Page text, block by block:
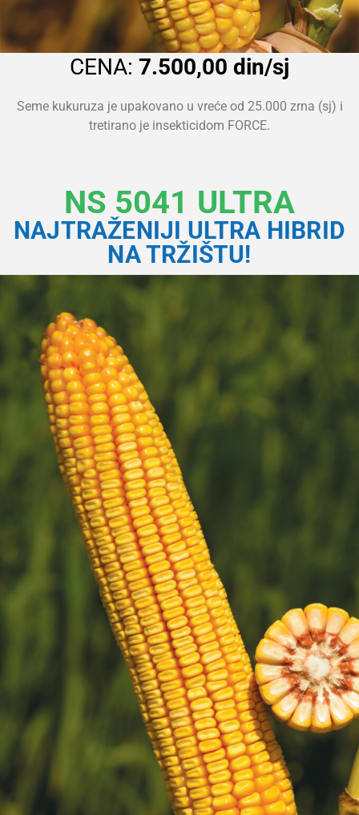
CENA: 7.500,00 din/sj
Seme kukuruza je upakovano u vreće od 25.000 zrna (sj) i
tretirano je insekticidom FORCE.
NS 5041 ULTRA
NAJTRAŽENIJI ULTRA HIBRID
NA TRŽIŠTU!